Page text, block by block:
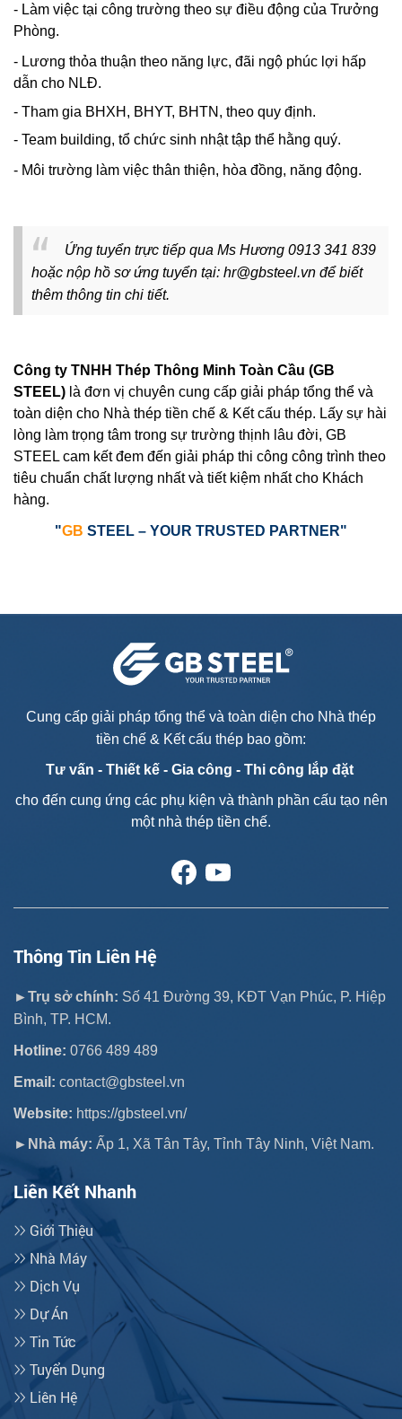
- Làm việc tại công trường theo sự điều động của Trưởng
Phòng.
- Lương thỏa thuận theo năng lực, đãi ngộ phúc lợi hấp
dẫn cho NLĐ.
- Tham gia BHXH, BHYT, BHTN, theo quy định.
- Team building, tổ chức sinh nhật tập thể hằng quý.
- Môi trường làm việc thân thiện, hòa đồng, năng động.
Ứng tuyển trực tiếp qua Ms Hương 0913 341 839
hoặc nộp hồ sơ ứng tuyển tại: hr@gbsteel.vn để biết
thêm thông tin chi tiết.
Công ty TNHH Thép Thông Minh Toàn Cầu (GB
STEEL) là đơn vị chuyên cung cấp giải pháp tổng thể và
toàn diện cho Nhà thép tiền chế & Kết cấu thép. Lấy sự hài
lòng làm trọng tâm trong sự trường thịnh lâu đời, GB
STEEL cam kết đem đến giải pháp thi công công trình theo
tiêu chuẩn chất lượng nhất và tiết kiệm nhất cho Khách
hàng.
"GB STEEL – YOUR TRUSTED PARTNER"
Cung cấp giải pháp tổng thể và toàn diện cho Nhà thép
tiền chế & Kết cấu thép bao gồm:
Tư vấn - Thiết kế - Gia công - Thi công lắp đặt
cho đến cung ứng các phụ kiện và thành phần cấu tạo nên
một nhà thép tiền chế.
Thông Tin Liên Hệ
►Trụ sở chính: Số 41 Đường 39, KĐT Vạn Phúc, P. Hiệp
Bình, TP. HCM.
Hotline: 0766 489 489
Email: contact@gbsteel.vn
Website: https://gbsteel.vn/
►Nhà máy: Ấp 1, Xã Tân Tây, Tỉnh Tây Ninh, Việt Nam.
Liên Kết Nhanh
Giới Thiệu
Nhà Máy
Dịch Vụ
Dự Án
Tin Tức
Tuyển Dụng
Liên Hệ